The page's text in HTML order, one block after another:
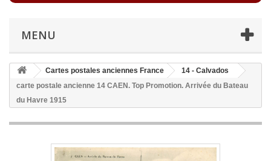
MENU
Cartes postales anciennes France
14 - Calvados
carte postale ancienne 14 CAEN. Top Promotion. Arrivée du Bateau
du Havre 1915